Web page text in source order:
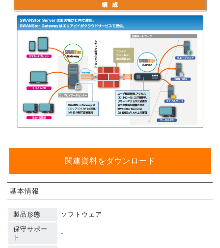
関連資料をダウンロード
基本情報
製品形態
ソフトウェア
保守サポー
ト
-